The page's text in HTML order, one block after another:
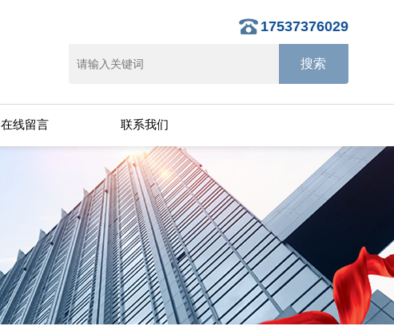
17537376029
在线留言 联系我们